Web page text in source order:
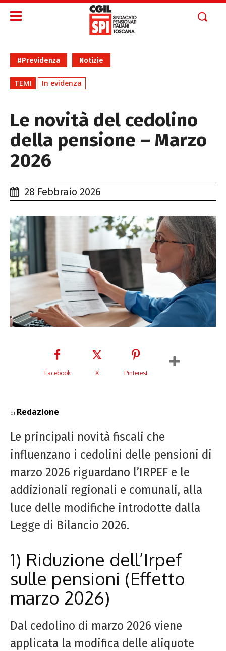
#Previdenza Notizie
TEMI In evidenza
Le novità del cedolino
della pensione – Marzo
2026
28 Febbraio 2026
Facebook X Pinterest
di Redazione
Le principali novità fiscali che
influenzano i cedolini delle pensioni di
marzo 2026 riguardano l’IRPEF e le
addizionali regionali e comunali, alla
luce delle modifiche introdotte dalla
Legge di Bilancio 2026.
1) Riduzione dell’Irpef
sulle pensioni (Effetto
marzo 2026)
Dal cedolino di marzo 2026 viene
applicata la modifica delle aliquote